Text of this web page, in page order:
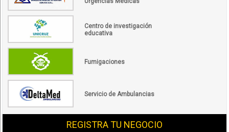
Centro de investigación
educativa
Fumigaciones
Servicio de Ambulancias
REGISTRA TU NEGOCIO